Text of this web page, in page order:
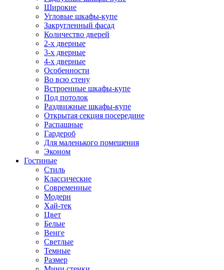
Широкие
Угловые шкафы-купе
Закругленный фасад
Количество дверей
2-х дверные
3-х дверные
4-х дверные
Особенности
Во всю стену
Встроенные шкафы-купе
Под потолок
Раздвижные шкафы-купе
Открытая секция посередине
Распашные
Гардероб
Для маленького помещения
Эконом
Гостиные
Стиль
Классические
Современные
Модерн
Хай-тек
Цвет
Белые
Венге
Светлые
Темные
Размер